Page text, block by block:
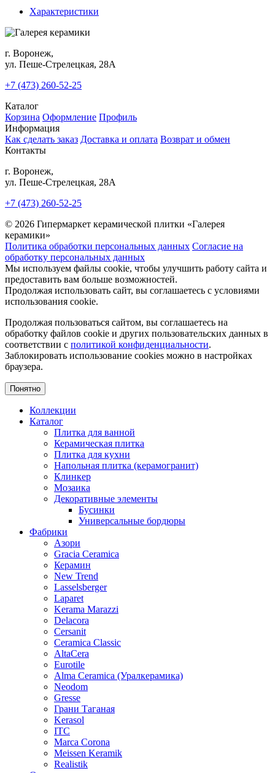
Характеристики
г. Воронеж,
ул. Пеше-Cтрелецкая, 28А
+7 (473) 260-52-25
Каталог
Корзина Оформление Профиль
Информация
Как сделать заказ Доставка и оплата Возврат и обмен
Контакты
г. Воронеж,
ул. Пеше-Cтрелецкая, 28А
+7 (473) 260-52-25
© 2026 Гипермаркет керамической плитки «Галерея
керамики»
Политика обработки персональных данных Согласие на
обработку персональных данных
Мы используем файлы cookie, чтобы улучшить работу сайта и
предоставить вам больше возможностей.
Продолжая использовать сайт, вы соглашаетесь с условиями
использования cookie.
Продолжая пользоваться сайтом, вы соглашаетесь на
обработку файлов cookie и других пользовательских данных в
соответствии с политикой конфиденциальности.
Заблокировать использование cookies можно в настройках
браузера.
Понятно
Коллекции
Каталог
Плитка для ванной
Керамическая плитка
Плитка для кухни
Напольная плитка (керамогранит)
Клинкер
Мозаика
Декоративные элементы
Бусинки
Универсальные бордюры
Фабрики
Азори
Gracia Ceramica
Керамин
New Trend
Lasselsberger
Laparet
Kerama Marazzi
Delacora
Cersanit
Ceramica Classic
AltaCera
Eurotile
Alma Ceramica (Уралкерамика)
Neodom
Gresse
Грани Таганая
Kerasol
ITC
Marca Corona
Meissen Keramik
Realistik